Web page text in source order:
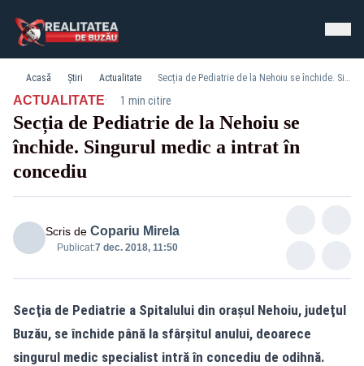
Acasă Știri Actualitate Secția de Pediatrie de la Nehoiu se închide. Singurul medic a intrat în concediu
ACTUALITATE· 1 min citire
Secția de Pediatrie de la Nehoiu se
închide. Singurul medic a intrat în
concediu
Scris de Copariu Mirela
Publicat:7 dec. 2018, 11:50
Secţia de Pediatrie a Spitalului din oraşul Nehoiu, judeţul
Buzău, se închide până la sfârşitul anului, deoarece
singurul medic specialist intră în concediu de odihnă.